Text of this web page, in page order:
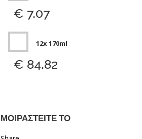
€ 7.07
12x 170ml
€ 84.82
ΜΟΙΡΑΣΤΕΙΤΕ ΤΟ